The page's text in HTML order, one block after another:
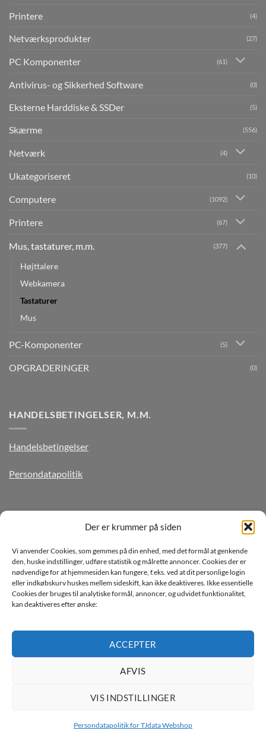
Der er krummer på siden
Vi anvender Cookies, som gemmes på din enhed, med det formål at genkende
den, huske indstillinger, udføre statistik og målrette annoncer. Cookies der er
nødvendige for at hjemmesiden kan fungere, f.eks. ved at dit personlige login
eller indkøbskurv huskes mellem sideskift, kan ikke deaktiveres. Ikke essentielle
Cookies der bruges til analytiske formål, annoncer, og udvidet funktionalitet,
kan deaktiveres efter ønske:
ACCEPTER
AFVIS
VIS INDSTILLINGER
Persondatapolitik for TJdata Webshop
Printere (4)
Netværksprodukter (27)
PC Komponenter (61)
Antivirus- og Sikkerhed Software (0)
Eksterne Harddiske & SSDer (5)
Skærme (556)
Netværk (4)
Ukategoriseret (10)
Computere (1092)
Printere (67)
Mus, tastaturer, m.m. (377)
Højttalere
Webkamera
Tastaturer
Mus
PC-Komponenter (5)
OPGRADERINGER (0)
HANDELSBETINGELSER, M.M.
Handelsbetingelser
Persondatapolitik
Læs vores Persondatapolitik